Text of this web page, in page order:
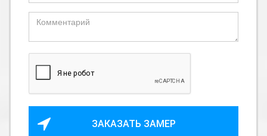
ЗАКАЗАТЬ ЗАМЕР